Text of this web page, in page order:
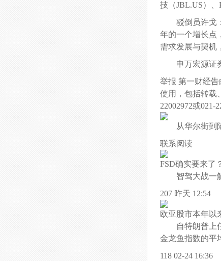
技（JBL.US）、
驳倒员许戈
年的一个增长点
需求发展与契机
申万宏源证
举报 第一财经
使用，包括转载
22002972或021-
从华尔街到
联系阅读
FSD确实要来了
智驾大战一
207 昨天 12:54
欧亚股市本年以
自特朗普上
金龙鱼指数的平
118 02-24 16:36